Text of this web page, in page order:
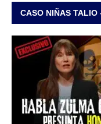
CASO NIÑAS TALIO